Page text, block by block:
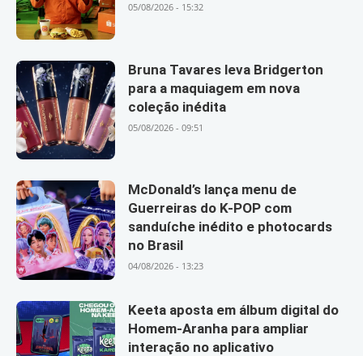
05/08/2026 - 15:32
Bruna Tavares leva Bridgerton
para a maquiagem em nova
coleção inédita
05/08/2026 - 09:51
McDonald’s lança menu de
Guerreiras do K-POP com
sanduíche inédito e photocards
no Brasil
04/08/2026 - 13:23
Keeta aposta em álbum digital do
Homem-Aranha para ampliar
interação no aplicativo